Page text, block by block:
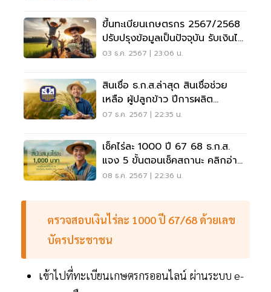
ขึ้นทะเบียนเกษตรกร 2567/2568
ปรับปรุงข้อมูลเป็นปัจจุบัน รับเงินไร่
ละ 1,000
03 ธ.ค. 2567 | 23:06 น.
สินเชื่อ ธ.ก.ส.ล่าสุด สินเชื่อช่วย
เหลือ ผู้ปลูกข้าว ปีการผลิต
2567/68 ดูเลย
07 ธ.ค. 2567 | 22:35 น.
เช็คไร่ละ 1000 ปี 67 68 ธ.ก.ส.
แจง 5 ขั้นตอนเช็คสถานะ คลิกอ่าน
ที่นี่
08 ธ.ค. 2567 | 22:36 น.
ตรวจสอบเงินไร่ละ 1000 ปี 67/68 ด้วยเลข
บัตรประชาชน
เข้าไปที่ทะเบียนเกษตรกรออนไลน์ ผ่านระบบ e-